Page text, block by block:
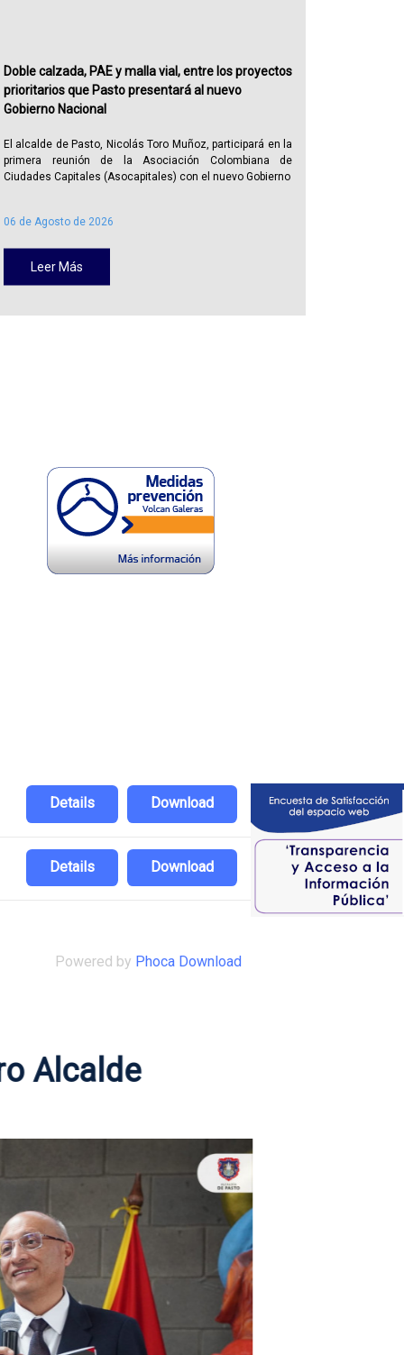
06 de Agosto de 2026
Leer Más
Doble calzada, PAE y malla vial, entre los proyectos
prioritarios que Pasto presentará al nuevo
Gobierno Nacional
El alcalde de Pasto, Nicolás Toro Muñoz, participará en la
primera reunión de la Asociación Colombiana de
Ciudades Capitales (Asocapitales) con el nuevo Gobierno
Download
Details
Download
Details
Powered by Phoca Download
Alcalde